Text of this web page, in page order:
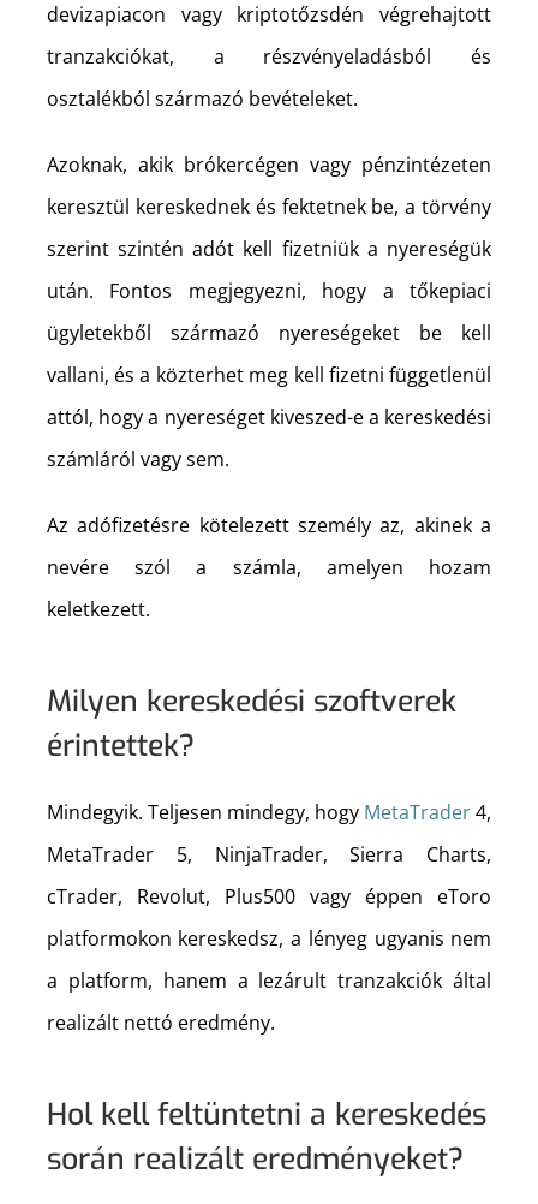
devizapiacon vagy kriptotőzsdén végrehajtott
tranzakciókat, a részvényeladásból és
osztalékból származó bevételeket.
Azoknak, akik brókercégen vagy pénzintézeten
keresztül kereskednek és fektetnek be, a törvény
szerint szintén adót kell fizetniük a nyereségük
után. Fontos megjegyezni, hogy a tőkepiaci
ügyletekből származó nyereségeket be kell
vallani, és a közterhet meg kell fizetni függetlenül
attól, hogy a nyereséget kiveszed-e a kereskedési
számláról vagy sem.
Az adófizetésre kötelezett személy az, akinek a
nevére szól a számla, amelyen hozam
keletkezett.
Milyen kereskedési szoftverek
érintettek?
Mindegyik. Teljesen mindegy, hogy MetaTrader4,
MetaTrader 5, NinjaTrader, Sierra Charts,
cTrader, Revolut, Plus500 vagy éppen eToro
platformokon kereskedsz, a lényeg ugyanis nem
a platform, hanem a lezárult tranzakciók által
realizált nettó eredmény.
Hol kell feltüntetni a kereskedés
során realizált eredményeket?